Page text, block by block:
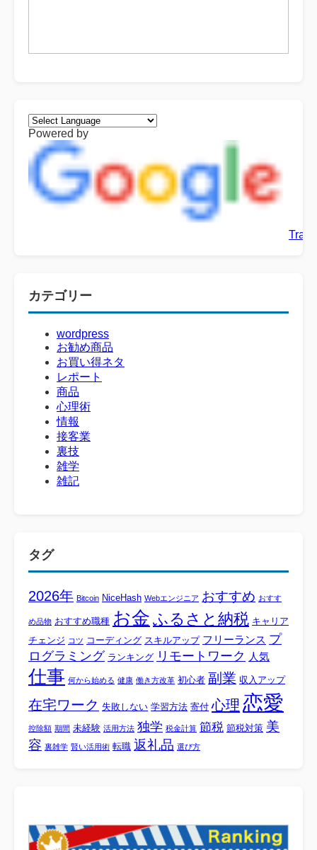
Powered by
カテゴリー
wordpress
お勧め商品
お買い得ネタ
レポート
商品
心理術
情報
接客業
裏技
雑学
雑記
タグ
2026年 Bitcoin NiceHash Webエンジニア おすすめ おすす
め品物 おすすめ職種 お金 ふるさと納税 キャリア
チェンジ コツ コーディング スキルアップ フリーランス プ
ログラミング ランキング リモートワーク 人気
仕事 何から始める 健康 働き方改革 初心者 副業 収入アップ
在宅ワーク 失敗しない 学習方法 寄付 心理 恋愛
控除額 期間 未経験 活用方法 独学 税金計算 節税 節税対策 美
容 裏雑学 賢い活用術 転職 返礼品 選び方